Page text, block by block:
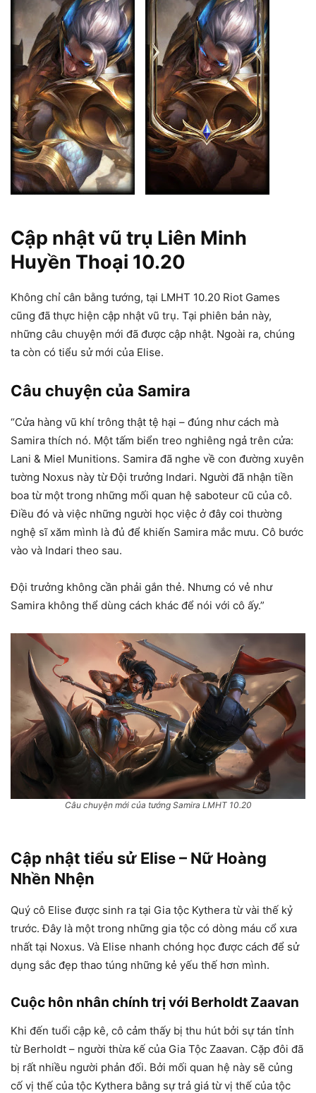
Cập nhật vũ trụ Liên Minh
Huyền Thoại 10.20
Không chỉ cân bằng tướng, tại LMHT 10.20 Riot Games
cũng đã thực hiện cập nhật vũ trụ. Tại phiên bản này,
những câu chuyện mới đã được cập nhật. Ngoài ra, chúng
ta còn có tiểu sử mới của Elise.
Câu chuyện của Samira
“Cửa hàng vũ khí trông thật tệ hại – đúng như cách mà
Samira thích nó. Một tấm biển treo nghiêng ngả trên cửa:
Lani & Miel Munitions. Samira đã nghe về con đường xuyên
tường Noxus này từ Đội trưởng Indari. Người đã nhận tiền
boa từ một trong những mối quan hệ saboteur cũ của cô.
Điều đó và việc những người học việc ở đây coi thường
nghệ sĩ xăm mình là đủ để khiến Samira mắc mưu. Cô bước
vào và Indari theo sau.
Đội trưởng không cần phải gắn thẻ. Nhưng có vẻ như
Samira không thể dùng cách khác để nói với cô ấy.”
Câu chuyện mới của tướng Samira LMHT 10.20
Cập nhật tiểu sử Elise – Nữ Hoàng
Nhền Nhện
Quý cô Elise được sinh ra tại Gia tộc Kythera từ vài thế kỷ
trước. Đây là một trong những gia tộc có dòng máu cổ xưa
nhất tại Noxus. Và Elise nhanh chóng học được cách để sử
dụng sắc đẹp thao túng những kẻ yếu thế hơn mình.
Cuộc hôn nhân chính trị với Berholdt Zaavan
Khi đến tuổi cập kê, cô cảm thấy bị thu hút bởi sự tán tỉnh
từ Berholdt – người thừa kế của Gia Tộc Zaavan. Cặp đôi đã
bị rất nhiều người phản đối. Bởi mối quan hệ này sẽ củng
cố vị thế của tộc Kythera bằng sự trả giá từ vị thế của tộc